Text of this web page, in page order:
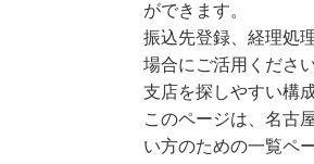
ができます。
振込先登録、経理処
場合にご活用くださ
支店を探しやすい構
このページは、名古
い方のための一覧ペ